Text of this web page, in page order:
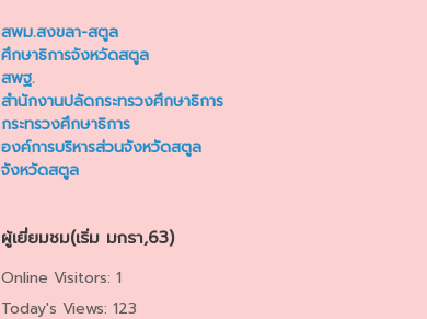
สพม.สงขลา-สตูล
ศึกษาธิการจังหวัดสตูล
สพฐ.
สำนักงานปลัดกระทรวงศึกษาธิการ
กระทรวงศึกษาธิการ
องค์การบริหารส่วนจังหวัดสตูล
จังหวัดสตูล
ผู้เยี่ยมชม(เริ่ม มกรา,63)
Online Visitors:1
Today's Views:123